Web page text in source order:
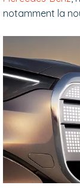
notamment la